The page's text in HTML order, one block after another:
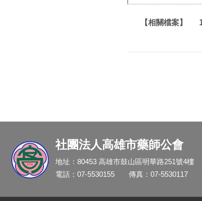
【相關檔案】
社團法人高雄市藥師公會
地址：80453 高雄市鼓山區明華路251號4樓
電話：07-5530155
傳真：07-5530117